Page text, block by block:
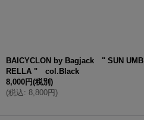
BAICYCLON by Bagjack " SUN UMB
RELLA " col.Black
8,000円(税別)
(税込: 8,800円)